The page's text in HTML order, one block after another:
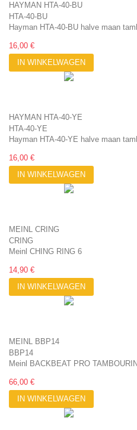
HAYMAN HTA-40-BU
HTA-40-BU
Hayman HTA-40-BU halve maan
16,00 €
IN WINKELWAGEN
HAYMAN HTA-40-YE
HTA-40-YE
Hayman HTA-40-YE halve maan
16,00 €
IN WINKELWAGEN
MEINL CRING
CRING
Meinl CHING RING 6
14,90 €
IN WINKELWAGEN
MEINL BBP14
BBP14
Meinl BACKBEAT PRO
66,00 €
IN WINKELWAGEN